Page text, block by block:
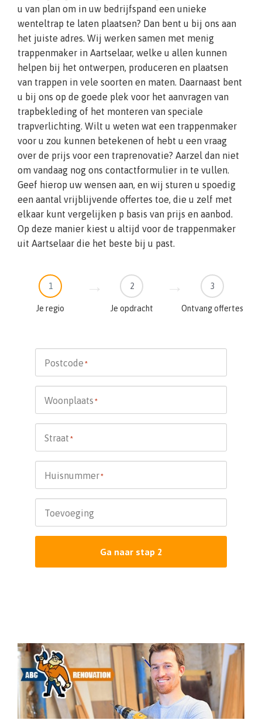
u van plan om in uw bedrijfspand een unieke
wenteltrap te laten plaatsen? Dan bent u bij ons aan
het juiste adres. Wij werken samen met menig
trappenmaker in Aartselaar, welke u allen kunnen
helpen bij het ontwerpen, produceren en plaatsen
van trappen in vele soorten en maten. Daarnaast bent
u bij ons op de goede plek voor het aanvragen van
trapbekleding of het monteren van speciale
trapverlichting. Wilt u weten wat een trappenmaker
voor u zou kunnen betekenen of hebt u een vraag
over de prijs voor een traprenovatie? Aarzel dan niet
om vandaag nog ons contactformulier in te vullen.
Geef hierop uw wensen aan, en wij sturen u spoedig
een aantal vrijblijvende offertes toe, die u zelf met
elkaar kunt vergelijken p basis van prijs en aanbod.
Op deze manier kiest u altijd voor de trappenmaker
uit Aartselaar die het beste bij u past.
1
Je regio
2
Je opdracht
3
Ontvang offertes
Postcode *
Woonplaats *
Straat *
Huisnummer*
Toevoeging
Ga naar stap 2